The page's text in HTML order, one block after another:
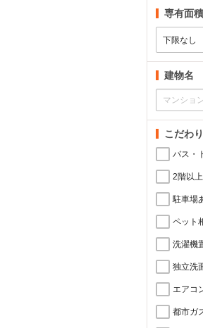
専有面積
建物名
こだわ
バス・
2階以上
駐車場
ペット
洗濯機
独立洗
エアコ
都市ガ